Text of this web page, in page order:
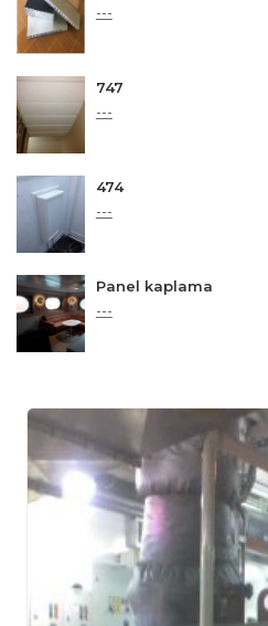
---
747
---
474
---
Panel kaplama
---